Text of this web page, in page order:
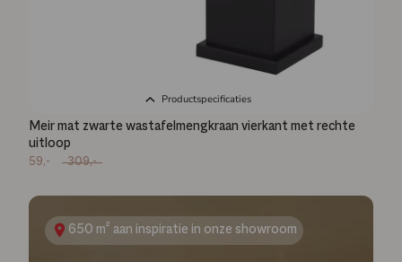
Productspecificaties
Meir mat zwarte wastafelmengkraan vierkant met rechte
uitloop
59,- 309,-
650 m² aan inspiratie in onze showroom